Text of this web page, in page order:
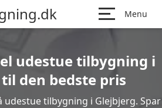
Menu
udestue tilbygning i
den bedste pris
udestue tilbygning i Glejbjerg. Spar